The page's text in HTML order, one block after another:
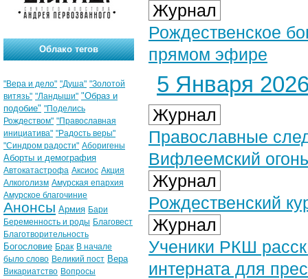
Журнал
Рождественское
прямом эфире
5 Января 2026
Журнал
Православные
Вифлеемский огонь
Журнал
Рождественский
Журнал
Ученики РКШ
интерната для
Облако тегов
"Вера и дело" "Душа" "Золотой
витязь" "Ландыши" "Образ и
подобие" "Поделись
Рождеством" "Православная
инициатива" "Радость веры"
"Синдром радости" Аборигены
Аборты и демография
Автокатастрофа Аксиос Акция
Алкоголизм Амурская епархия
Амурское благочиние
Анонсы Армия Бари
Беременность и роды Благовест
Благотворительность
Богословие Брак В начале
было слово Великий пост Вера
Викариатство Вопросы